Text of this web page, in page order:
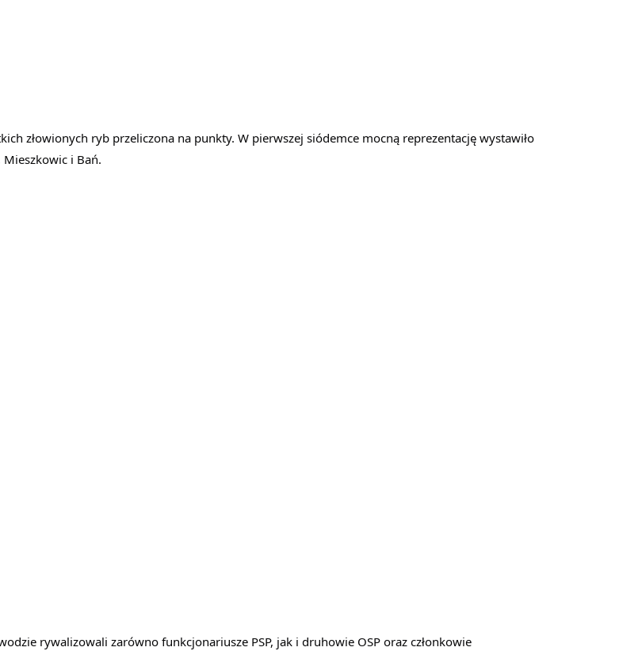
złowionych ryb przeliczona na punkty. W pierwszej siódemce mocną reprezentację wystawiło
i Bań.
rywalizowali zarówno funkcjonariusze PSP, jak i druhowie OSP oraz członkowie